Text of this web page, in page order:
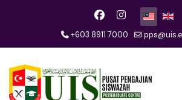
Pilih
+603 8911 7000